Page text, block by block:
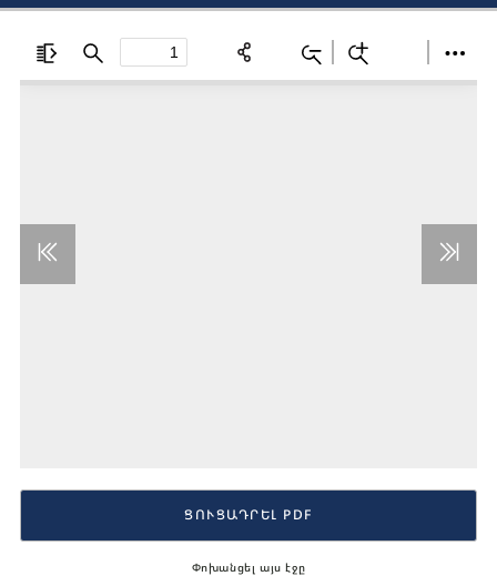
Փոխանցել այս էջը
ՑՈՒՑԱԴՐԵԼ PDF